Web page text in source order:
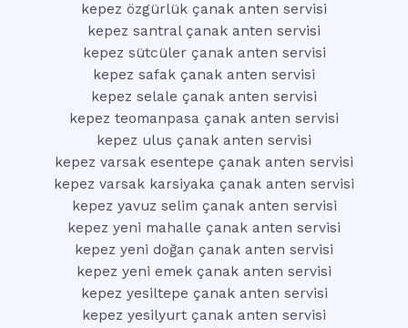
kepez özgürlük çanak anten servisi
kepez santral çanak anten servisi
kepez sütcüler çanak anten servisi
kepez safak çanak anten servisi
kepez selale çanak anten servisi
kepez teomanpasa çanak anten servisi
kepez ulus çanak anten servisi
kepez varsak esentepe çanak anten servisi
kepez varsak karsiyaka çanak anten servisi
kepez yavuz selim çanak anten servisi
kepez yeni mahalle çanak anten servisi
kepez yeni doğan çanak anten servisi
kepez yeni emek çanak anten servisi
kepez yesiltepe çanak anten servisi
kepez yesilyurt çanak anten servisi